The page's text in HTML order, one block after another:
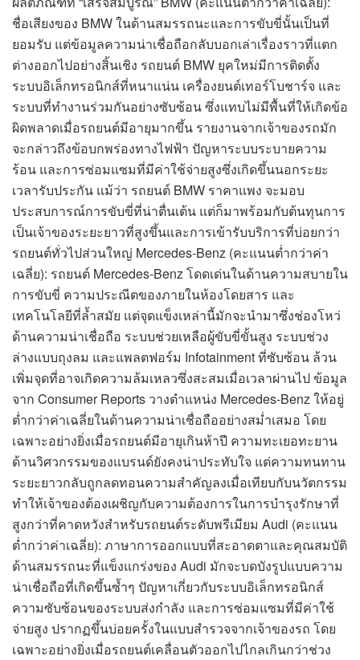
ชื่อเสียงของ BMW ในด้านสมรรถนะและการขับขี่นั้นเป็นที่
ยอมรับ แต่ข้อมูลความน่าเชื่อถือกลับบอกเล่าเรื่องราวที่แตก
ต่างออกไปอย่างสิ้นเชิง รถยนต์ BMW ยุคใหม่มีการติดตั้ง
ระบบอิเล็กทรอนิกส์ที่หนาแน่น เครื่องยนต์เทอร์โบชาร์จ และ
ระบบที่ทำงานร่วมกันอย่างซับซ้อน ซึ่งแทบไม่มีพื้นที่ให้เกิดข้อ
ผิดพลาดเมื่อรถยนต์มีอายุมากขึ้น รายงานจากเจ้าของรถมัก
จะกล่าวถึงข้อบกพร่องทางไฟฟ้า ปัญหาระบบระบายความ
ร้อน และการซ่อมแซมที่มีค่าใช้จ่ายสูงซึ่งเกิดขึ้นนอกระยะ
เวลารับประกัน แม้ว่า รถยนต์ BMW ราคาแพง จะมอบ
ประสบการณ์การขับขี่ที่น่าตื่นเต้น แต่ก็มาพร้อมกับต้นทุนการ
เป็นเจ้าของระยะยาวที่สูงขึ้นและการเข้ารับบริการที่บ่อยกว่า
รถยนต์ทั่วไปส่วนใหญ่ Mercedes-Benz (คะแนนต่ำกว่าค่า
เฉลี่ย): รถยนต์ Mercedes-Benz โดดเด่นในด้านความสบายใน
การขับขี่ ความประณีตของภายในห้องโดยสาร และ
เทคโนโลยีที่ล้ำสมัย แต่จุดแข็งเหล่านี้มักจะนำมาซึ่งช่องโหว่
ด้านความน่าเชื่อถือ ระบบช่วยเหลือผู้ขับขี่ขั้นสูง ระบบช่วง
ล่างแบบถุงลม และแพลตฟอร์ม Infotainment ที่ซับซ้อน ล้วน
เพิ่มจุดที่อาจเกิดความล้มเหลวซึ่งสะสมเมื่อเวลาผ่านไป ข้อมูล
จาก Consumer Reports วางตำแหน่ง Mercedes-Benz ให้อยู่
ต่ำกว่าค่าเฉลี่ยในด้านความน่าเชื่อถืออย่างสม่ำเสมอ โดย
เฉพาะอย่างยิ่งเมื่อรถยนต์มีอายุเกินห้าปี ความทะเยอทะยาน
ด้านวิศวกรรมของแบรนด์ยังคงน่าประทับใจ แต่ความทนทาน
ระยะยาวกลับถูกลดทอนความสำคัญลงเมื่อเทียบกับนวัตกรรม
ทำให้เจ้าของต้องเผชิญกับความต้องการในการบำรุงรักษาที่
สูงกว่าที่คาดหวังสำหรับรถยนต์ระดับพรีเมียม Audi (คะแนน
ต่ำกว่าค่าเฉลี่ย): ภาษาการออกแบบที่สะอาดตาและคุณสมบัติ
ด้านสมรรถนะที่แข็งแกร่งของ Audi มักจะบดบังรูปแบบความ
น่าเชื่อถือที่เกิดขึ้นซ้ำๆ ปัญหาเกี่ยวกับระบบอิเล็กทรอนิกส์
ความซับซ้อนของระบบส่งกำลัง และการซ่อมแซมที่มีค่าใช้
จ่ายสูง ปรากฏขึ้นบ่อยครั้งในแบบสำรวจจากเจ้าของรถ โดย
เฉพาะอย่างยิ่งเมื่อรถยนต์เคลื่อนตัวออกไปไกลเกินกว่าช่วง